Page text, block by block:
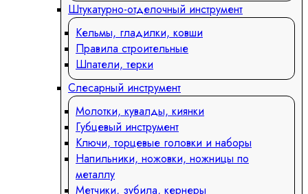
Штукатурно-отделочный инструмент
Кельмы, гладилки, ковши
Правила строительные
Шпатели, терки
Слесарный инструмент
Молотки, кувалды, киянки
Губцевый инструмент
Ключи, торцевые головки и наборы
Напильники, ножовки, ножницы по
металлу
Метчики, зубила, кернеры